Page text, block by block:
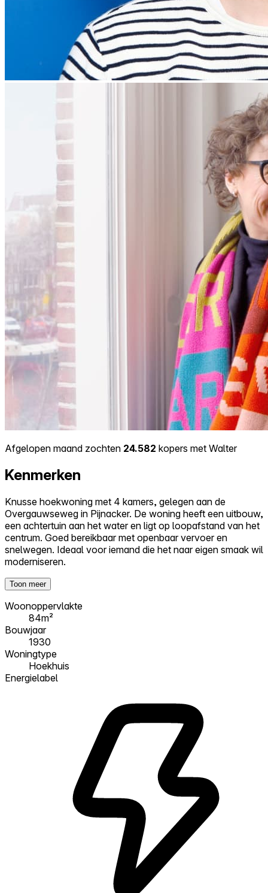
Afgelopen maand zochten 24.582 kopers met Walter
Kenmerken
Knusse hoekwoning met 4 kamers, gelegen aan de
Overgauwseweg in Pijnacker. De woning heeft een uitbouw,
een achtertuin aan het water en ligt op loopafstand van het
centrum. Goed bereikbaar met openbaar vervoer en
snelwegen. Ideaal voor iemand die het naar eigen smaak wil
moderniseren.
Toon meer
Woonoppervlakte
84m²
Bouwjaar
1930
Woningtype
Hoekhuis
Energielabel